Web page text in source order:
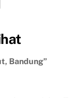
Bandung”